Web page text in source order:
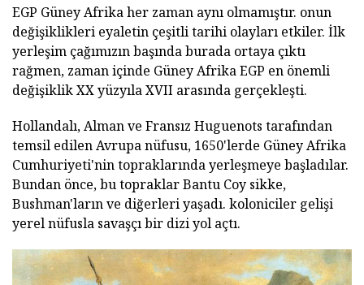
EGP Güney Afrika her zaman aynı olmamıştır. onun
değişiklikleri eyaletin çeşitli tarihi olayları etkiler. İlk
yerleşim çağımızın başında burada ortaya çıktı
rağmen, zaman içinde Güney Afrika EGP en önemli
değişiklik XX yüzyıla XVII arasında gerçekleşti.
Hollandalı, Alman ve Fransız Huguenots tarafından
temsil edilen Avrupa nüfusu, 1650'lerde Güney Afrika
Cumhuriyeti'nin topraklarında yerleşmeye başladılar.
Bundan önce, bu topraklar Bantu Coy sikke,
Bushman'ların ve diğerleri yaşadı. koloniciler gelişi
yerel nüfusla savaşçı bir dizi yol açtı.